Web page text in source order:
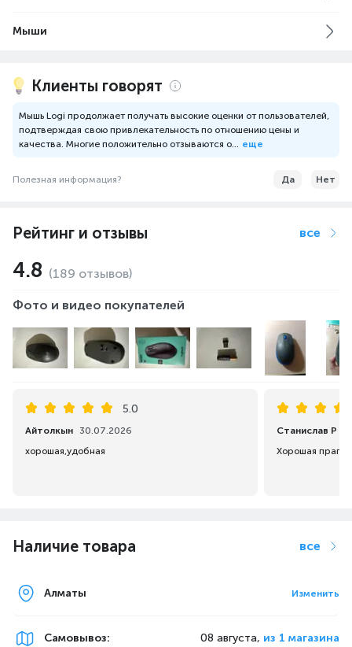
Мыши
Клиенты говорят
Мышь Logi продолжает получать высокие оценки от пользователей,
подтверждая свою привлекательность по отношению цены и
качества. Многие положительно отзываются о... еще
Полезная информация? Да Нет
Рейтинг и отзывы все
4.8 (189 отзывов)
Фото и видео покупателей
5.0
Айтолкын
30.07.2026
хорошая,удобная
Станислав Р
Наличие товара все
Алматы Изменить
Самовывоз: 08 августа, из 1 магазина